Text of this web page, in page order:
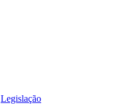
Legislação